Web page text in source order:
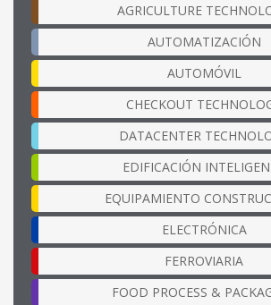
AGRICULTURE
AUTOMATIZACIÓN
AUTOMÓVIL
CHECKOUT
DATACENTER
EDIFICACIÓN
EQUIPAMIENTO
ELECTRÓNICA
FERROVIARIA
FOOD PROCESS &